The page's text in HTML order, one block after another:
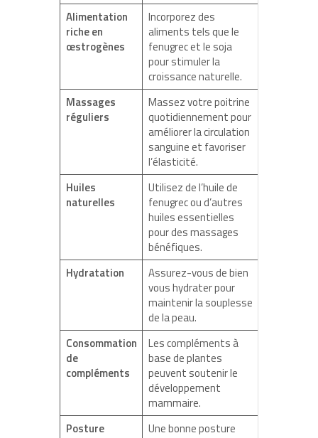
Alimentation
riche en
œstrogènes
Incorporez des
aliments tels que le
fenugrec et le soja
pour stimuler la
croissance naturelle.
Massages
réguliers
Massez votre poitrine
quotidiennement pour
améliorer la circulation
sanguine et favoriser
l’élasticité.
Huiles
naturelles
Utilisez de l’huile de
fenugrec ou d’autres
huiles essentielles
pour des massages
bénéfiques.
Hydratation
Assurez-vous de bien
vous hydrater pour
maintenir la souplesse
de la peau.
Consommation
de
compléments
Les compléments à
base de plantes
peuvent soutenir le
développement
mammaire.
Posture
Une bonne posture